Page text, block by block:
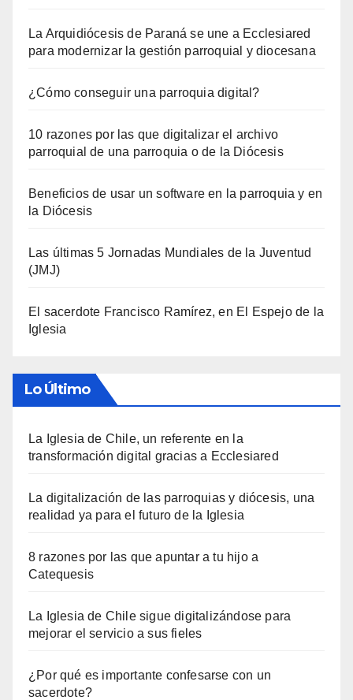
La Arquidiócesis de Paraná se une a Ecclesiared
para modernizar la gestión parroquial y diocesana
¿Cómo conseguir una parroquia digital?
10 razones por las que digitalizar el archivo
parroquial de una parroquia o de la Diócesis
Beneficios de usar un software en la parroquia y en
la Diócesis
Las últimas 5 Jornadas Mundiales de la Juventud
(JMJ)
El sacerdote Francisco Ramírez, en El Espejo de la
Iglesia
Lo Último
La Iglesia de Chile, un referente en la
transformación digital gracias a Ecclesiared
La digitalización de las parroquias y diócesis, una
realidad ya para el futuro de la Iglesia
8 razones por las que apuntar a tu hijo a
Catequesis
La Iglesia de Chile sigue digitalizándose para
mejorar el servicio a sus fieles
¿Por qué es importante confesarse con un
sacerdote?